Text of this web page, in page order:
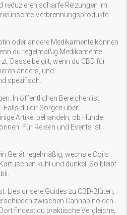
scharfe Reizungen im
Verbrennungsprodukte
oder andere Medikamente können
du regelmäßig Medikamente
Dasselbe gilt, wenn du CBD für
anders, und
spezifisch.
In öffentlichen Bereichen ist
Falls du dir Sorgen über
Artikel behandeln, ob Hunde
Für Reisen und Events ist
Gerät regelmäßig, wechsle Coils
kühl und dunkel. So bleibt
Lies unsere Guides zu CBD-Blüten,
zwischen Cannabinoiden
findest du praktische Vergleiche,